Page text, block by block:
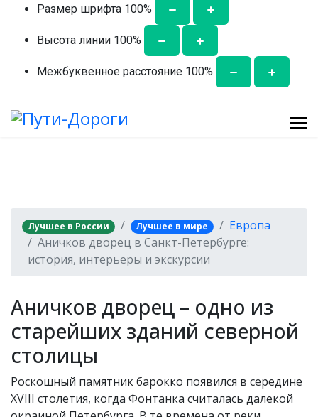
Размер шрифта 100%
Высота линии 100%
Межбуквенное расстояние 100%
Лучшее в России Лучшее в мире
Европа
Аничков дворец в Санкт-Петербурге:
история, интерьеры и экскурсии
Аничков дворец – одно из
старейших зданий северной
столицы
Роскошный памятник барокко появился в середине
XVIII столетия, когда Фонтанка считалась далекой